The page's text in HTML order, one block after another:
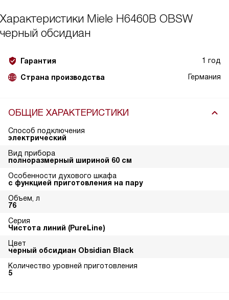
Характеристики Miele H6460B OBSW
черный обсидиан
Гарантия 1 год
Страна производства Германия
ОБЩИЕ ХАРАКТЕРИСТИКИ
Способ подключения
электрический
Вид прибора
полноразмерный шириной 60 см
Особенности духового шкафа
с функцией приготовления на пару
Объем, л
76
Серия
Чистота линий (PureLine)
Цвет
черный обсидиан Obsidian Black
Количество уровней приготовления
5